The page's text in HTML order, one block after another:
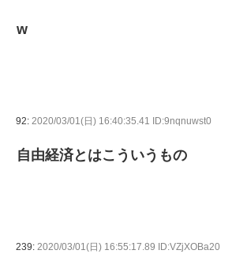
w
92: 2020/03/01(日) 16:40:35.41 ID:9nqnuwst0
自由経済とはこういうもの
239: 2020/03/01(日) 16:55:17.89 ID:VZjXOBa20